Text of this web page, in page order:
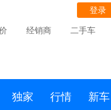
登录
经销商 二手车
独家 行情 新车